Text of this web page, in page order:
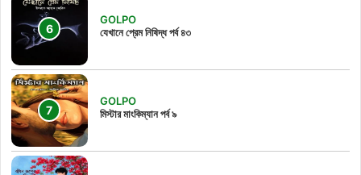
GOLPO
যেখানে প্রেম নিষিদ্ধ পর্ব ৪৩
GOLPO
মিস্টার মাংকিম্যান পর্ব ৯